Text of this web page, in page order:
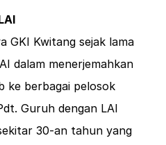
GKI Kwitang sejak lama
dalam menerjemahkan
ke berbagai pelosok
Guruh dengan LAI
30-an tahun yang